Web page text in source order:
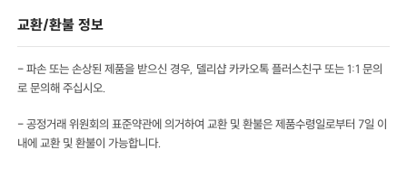
교환/환불 정보
- 파손 또는 손상된 제품을 받으신 경우, 델리샵 카카오톡 플러스친구 또는 1:1 문의
로 문의해 주십시오.
- 공정거래 위원회의 표준약관에 의거하여 교환 및 환불은 제품수령일로부터 7일 이
내에 교환 및 환불이 가능합니다.